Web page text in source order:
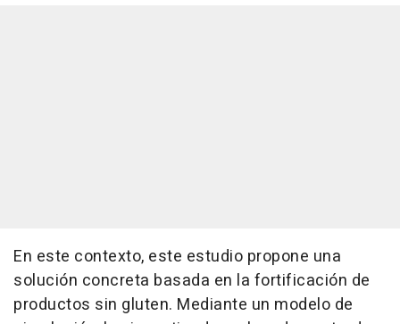
En este contexto, este estudio propone una
solución concreta basada en la fortificación de
productos sin gluten. Mediante un modelo de